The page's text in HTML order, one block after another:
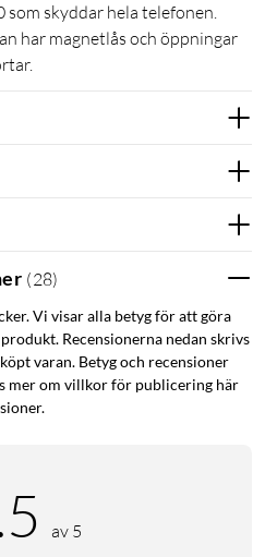
skyddar hela telefonen.
har magnetlås och öppningar
(28)
Vi visar alla betyg för att göra
Recensionerna nedan skrivs
varan. Betyg och recensioner
mer om villkor för publicering här
av 5